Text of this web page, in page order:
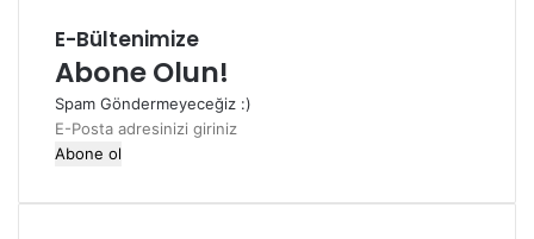
E-Bültenimize
Abone Olun!
Spam Göndermeyeceğiz :)
E-
Posta
giriniz